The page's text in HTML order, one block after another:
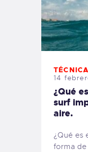
TÉCNICA
14
¿Qué
surf
aire.
¿Qué es
forma